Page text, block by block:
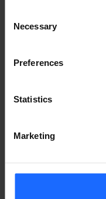
Selection
Necessary
Preferences
Statistics
Marketing
ZUBEHÖR
DAS